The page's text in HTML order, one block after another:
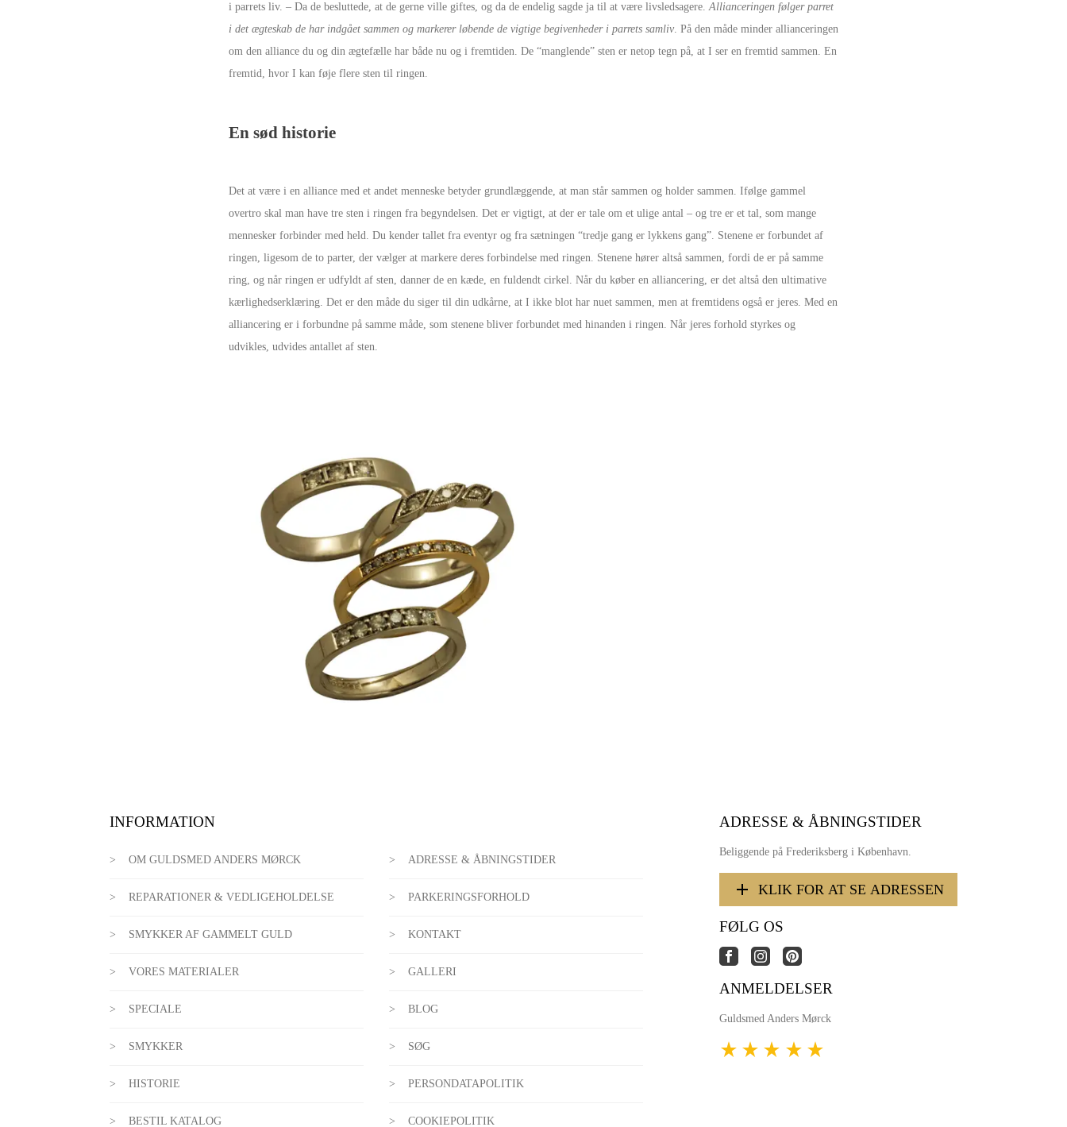
i parrets liv. – Da de besluttede, at de gerne ville giftes, og da de endelig sagde ja til at være livsledsagere.Allianceringen følger parret
i det ægteskab de har indgået sammen og markerer løbende de vigtige begivenheder i parrets samliv. På den måde minder allianceringen
om den alliance du og din ægtefælle har både nu og i fremtiden. De “manglende” sten er netop tegn på, at I ser en fremtid sammen. En
fremtid, hvor I kan føje flere sten til ringen.
En sød historie
Det at være i en alliance med et andet menneske betyder grundlæggende, at man står sammen og holder sammen. Ifølge gammel
overtro skal man have tre sten i ringen fra begyndelsen. Det er vigtigt, at der er tale om et ulige antal – og tre er et tal, som mange
mennesker forbinder med held. Du kender tallet fra eventyr og fra sætningen “tredje gang er lykkens gang”. Stenene er forbundet af
ringen, ligesom de to parter, der vælger at markere deres forbindelse med ringen. Stenene hører altså sammen, fordi de er på samme
ring, og når ringen er udfyldt af sten, danner de en kæde, en fuldendt cirkel. Når du køber en alliancering, er det altså den ultimative
kærlighedserklæring. Det er den måde du siger til din udkårne, at I ikke blot har nuet sammen, men at fremtidens også er jeres. Med en
alliancering er i forbundne på samme måde, som stenene bliver forbundet med hinanden i ringen. Når jeres forhold styrkes og
udvikles, udvides antallet af sten.
INFORMATION
OM GULDSMED ANDERS MØRCK
REPARATIONER & VEDLIGEHOLDELSE
SMYKKER AF GAMMELT GULD
VORES MATERIALER
SPECIALE
SMYKKER
HISTORIE
BESTIL KATALOG
ADRESSE & ÅBNINGSTIDER
PARKERINGSFORHOLD
KONTAKT
GALLERI
BLOG
SØG
PERSONDATAPOLITIK
COOKIEPOLITIK
ADRESSE & ÅBNINGSTIDER
Beliggende på Frederiksberg i København.
KLIK FOR AT SE ADRESSEN
FØLG OS
ANMELDELSER
Guldsmed Anders Mørck